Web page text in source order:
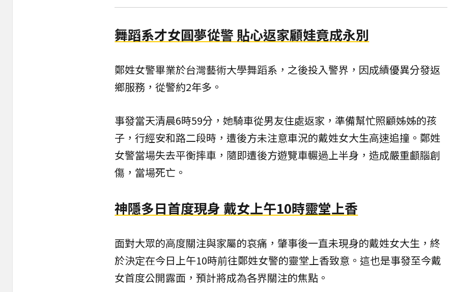
舞蹈系才女圓夢從警 貼心返家顧娃竟成永別
鄭姓女警畢業於台灣藝術大學舞蹈系，之後投入警界，因成績優異分發返
鄉服務，從警約2年多。
事發當天清晨6時59分，她騎車從男友住處返家，準備幫忙照顧姊姊的孩
子，行經安和路二段時，遭後方未注意車況的戴姓女大生高速追撞。鄭姓
女警當場失去平衡摔車，隨即遭後方遊覽車輾過上半身，造成嚴重顱腦創
傷，當場死亡。
神隱多日首度現身 戴女上午10時靈堂上香
面對大眾的高度關注與家屬的哀痛，肇事後一直未現身的戴姓女大生，終
於決定在今日上午10時前往鄭姓女警的靈堂上香致意。這也是事發至今戴
女首度公開露面，預計將成為各界關注的焦點。